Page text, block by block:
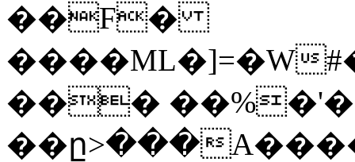
��F�
����ML�]=�W
���
��ը>���